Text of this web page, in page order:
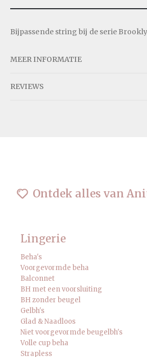
Bijpassende string bij de serie
MEER INFORMATIE
REVIEWS
Ontdek alles van
Lingerie
Beha's
Voorgevormde beha
Balconnet
BH met een voorsluiting
BH zonder beugel
Gelbh's
Glad & Naadloos
Niet voorgevormde beugelbh's
Volle cup beha
Strapless